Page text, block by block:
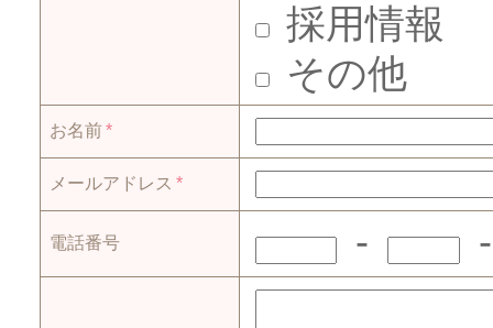
採用情報
その他
お名前 *
メールアドレス *
電話番号 -